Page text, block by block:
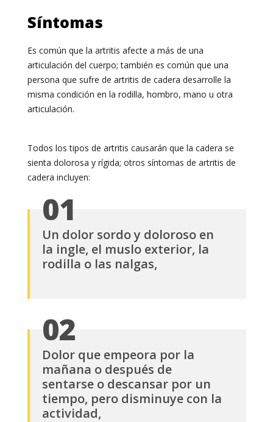
Síntomas
Es común que la artritis afecte a más de una
articulación del cuerpo; también es común que una
persona que sufre de artritis de cadera desarrolle la
misma condición en la rodilla, hombro, mano u otra
articulación.
Todos los tipos de artritis causarán que la cadera se
sienta dolorosa y rígida; otros síntomas de artritis de
cadera incluyen:
01
Un dolor sordo y doloroso en
la ingle, el muslo exterior, la
rodilla o las nalgas,
02
Dolor que empeora por la
mañana o después de
sentarse o descansar por un
tiempo, pero disminuye con la
actividad,